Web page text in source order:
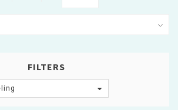
FILTERS